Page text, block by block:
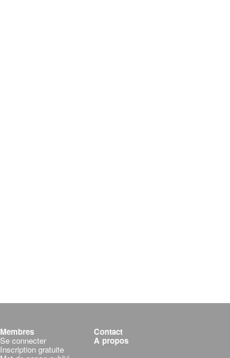
Membres
Se connecter
Inscription gratuite
Contact
A propos